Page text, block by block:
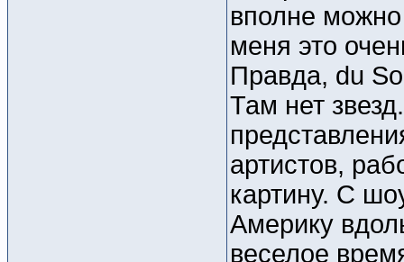
вполне
меня это
Правда, du
Там нет
артистов,
картину. С
Америку
веселое